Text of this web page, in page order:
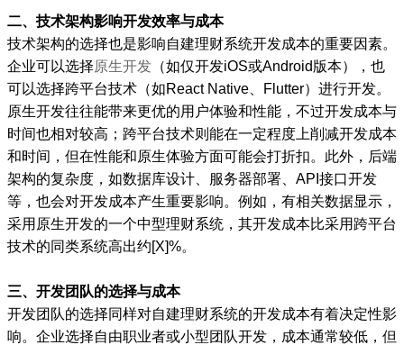
二、技术架构影响开发效率与成本
技术架构的选择也是影响自建理财系统开发成本的重要因素。
企业可以选择原生开发 （如仅开发iOS或Android版本），也
可以选择跨平台技术（如React Native、Flutter）进行开发。
原生开发往往能带来更优的用户体验和性能，不过开发成本与
时间也相对较高；跨平台技术则能在一定程度上削减开发成本
和时间，但在性能和原生体验方面可能会打折扣。此外，后端
架构的复杂度，如数据库设计、服务器部署、API接口开发
等，也会对开发成本产生重要影响。例如，有相关数据显示，
采用原生开发的一个中型理财系统，其开发成本比采用跨平台
技术的同类系统高出约[X]%。
三、开发团队的选择与成本
开发团队的选择同样对自建理财系统的开发成本有着决定性影
响。企业选择自由职业者或小型团队开发，成本通常较低，但